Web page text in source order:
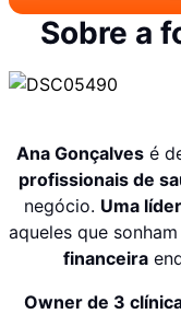
Sobre a
Ana Gonçalves é
profissionais de
negócio. Uma
aqueles que
financeira
Owner de 3